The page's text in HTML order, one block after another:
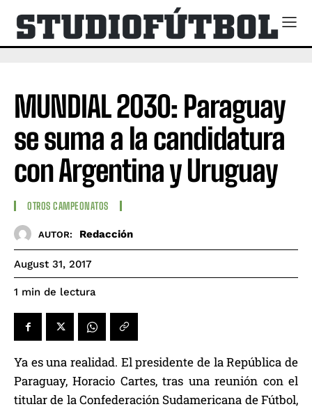
MUNDIAL 2030: Paraguay
se suma a la candidatura
con Argentina y Uruguay
OTROS CAMPEONATOS
AUTOR: Redacción
August 31, 2017
1 min de lectura
Ya es una realidad. El presidente de la República de
Paraguay, Horacio Cartes, tras una reunión con el
titular de la Confederación Sudamericana de Fútbol,